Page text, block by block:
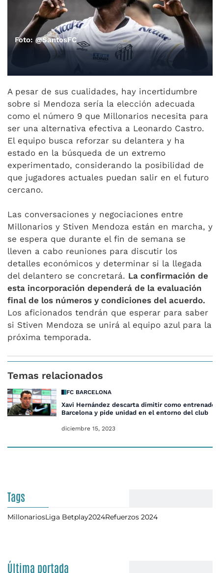
Foto: @SantosFC
A pesar de sus cualidades, hay incertidumbre
sobre si Mendoza sería la elección adecuada
como el número 9 que Millonarios necesita para
ser una alternativa efectiva a Leonardo Castro.
El equipo busca reforzar su delantera y ha
estado en la búsqueda de un extremo
experimentado, considerando la posibilidad de
que jugadores actuales puedan salir en el futuro
cercano.
Las conversaciones y negociaciones entre
Millonarios y Stiven Mendoza están en marcha, y
se espera que durante el fin de semana se
lleven a cabo reuniones para discutir los
detalles económicos y determinar si la llegada
del delantero se concretará. La confirmación de
esta incorporación dependerá de la evaluación
final de los números y condiciones del acuerdo.
Los aficionados tendrán que esperar para saber
si Stiven Mendoza se unirá al equipo azul para la
próxima temporada.
Temas relacionados
FC BARCELONA
Xavi Hernández descarta dimitir como entrenador
Barcelona y pide unidad en el entorno del club
diciembre 15, 2023
Tags
MillonariosLiga Betplay2024Refuerzos 2024
Última portada